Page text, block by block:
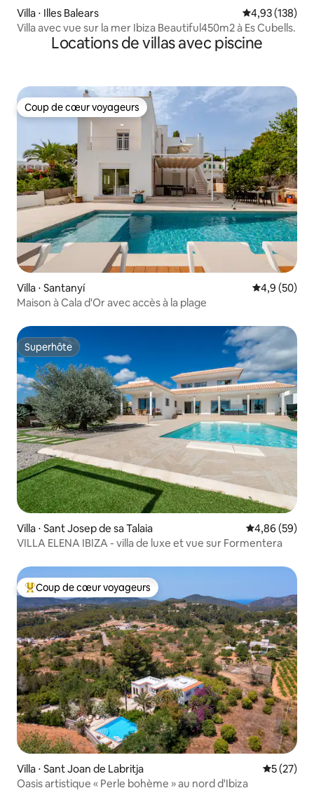
Villa ⋅ Illes Balears Évaluation
4,93 (138)
Villa avec vue sur la mer Ibiza Beautiful450m2 à Es Cubells.
Locations de villas avec piscine
Coup de cœur voyageurs
Coup de cœur voyageurs
Villa ⋅ Santanyí Évaluation
4,9 (50)
Maison à Cala d'Or avec accès à la plage
Superhôte
Superhôte
Villa ⋅ Sant Josep de sa Talaia Évaluation
4,86 (59)
VILLA ELENA IBIZA - villa de luxe et vue sur Formentera
Coups de cœur voyageurs les plus appréciés
Coup de cœur voyageurs
Villa ⋅ Sant Joan de Labritja
5 (27)
Oasis artistique « Perle bohème » au nord d'Ibiza